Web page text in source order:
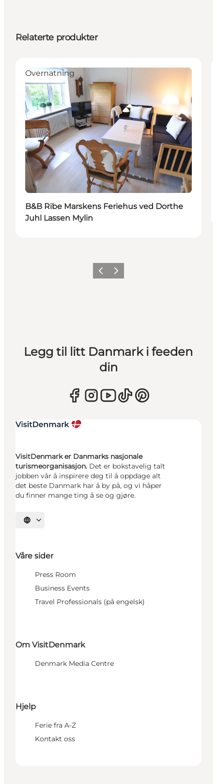
Relaterte produkter
Overnatning
B&B Ribe Marskens Feriehus ved Dorthe
Juhl Lassen Mylin
ForrigeNeste
Legg til litt Danmark i feeden
din
VisitDenmark er Danmarks nasjonale
turismeorganisasjon. Det er bokstavelig talt
jobben vår å inspirere deg til å oppdage alt
det beste Danmark har å by på, og vi håper
du finner mange ting å se og gjøre.
Velg språk
Våre sider
Press Room
Business Events
Travel Professionals (på engelsk)
Om VisitDenmark
Denmark Media Centre
Hjelp
Ferie fra A-Z
Kontakt oss